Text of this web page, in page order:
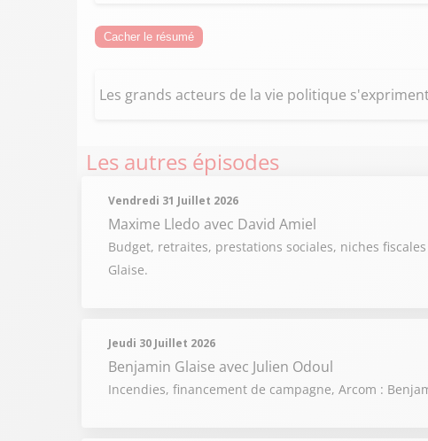
Cacher le résumé
Les grands acteurs de la vie politique
Les autres épisodes
Vendredi 31 Juillet 2026
Maxime Lledo avec David Amiel
Budget, retraites, prestations sociales, niches
Glaise.
Jeudi 30 Juillet 2026
Benjamin Glaise avec Julien Odoul
Incendies, financement de campagne, Arcom :